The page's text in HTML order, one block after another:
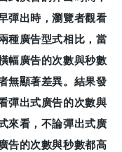
彈出時，瀏覽者觀看
種廣告型式相比，當
幅廣告的次數與秒數
無顯著差異。結果發
彈出式廣告的次數與
來看，不論彈出式廣
告的次數與秒數都高